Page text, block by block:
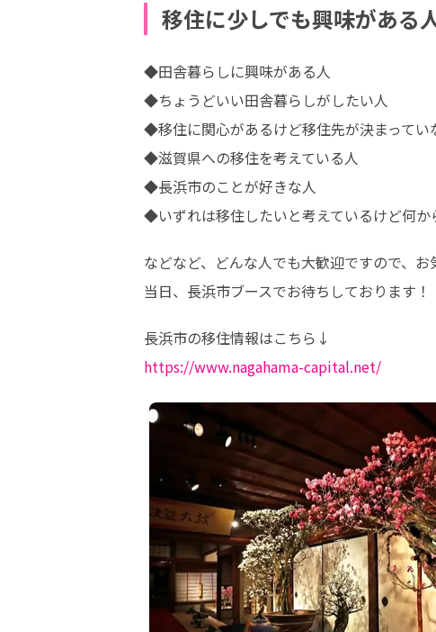
移住に少しでも興味がある
◆田舎暮らしに興味がある人
◆ちょうどいい田舎暮らしがしたい人
◆移住に関心があるけど移住先が決まってい
◆滋賀県への移住を考えている人
◆長浜市のことが好きな人
◆いずれは移住したいと考えているけど何
などなど、どんな人でも大歓迎ですので、
当日、長浜市ブースでお待ちしております！
https://www.nagahama-capital.net/